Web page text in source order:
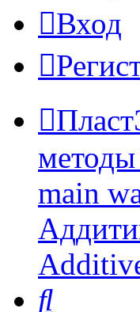
Вход
методы
main